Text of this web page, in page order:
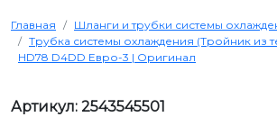
Главная
Шланги и трубки системы
Трубка системы охлаждения (Тройник из
HD78 D4DD Евро-3 | Оригинал
Артикул: 2543545501